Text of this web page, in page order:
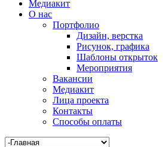
Медиакит
О нас
Портфолио
Дизайн, верстка
Рисунок, графика
Шаблоны открыток
Мероприятия
Вакансии
Медиакит
Лица проекта
Контакты
Способы оплаты